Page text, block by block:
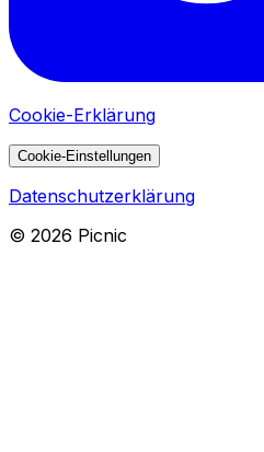
Cookie-Erklärung
Cookie-Einstellungen
Datenschutzerklärung
© 2026 Picnic